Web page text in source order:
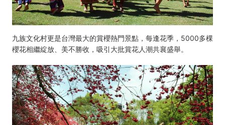
九族文化村更是台灣最大的賞櫻熱門景點，每逢花季，5000多棵
櫻花相繼綻放、美不勝收，吸引大批賞花人潮共襄盛舉。